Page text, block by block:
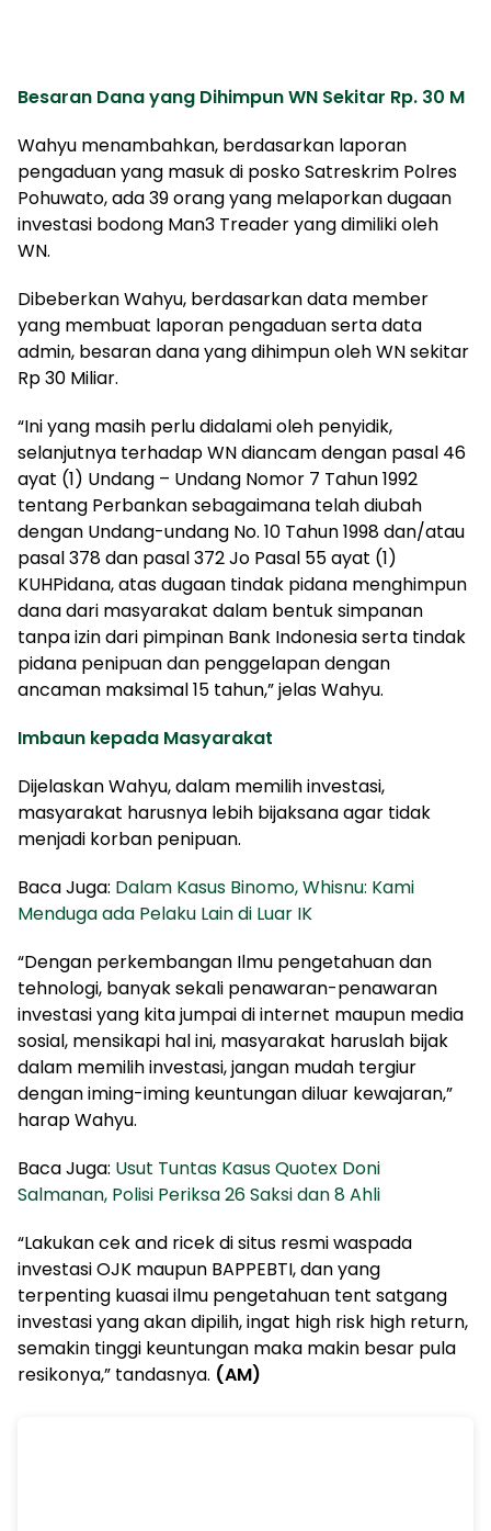
Besaran Dana yang Dihimpun WN Sekitar Rp. 30 M
Wahyu menambahkan, berdasarkan laporan
pengaduan yang masuk di posko Satreskrim Polres
Pohuwato, ada 39 orang yang melaporkan dugaan
investasi bodong Man3 Treader yang dimiliki oleh
WN.
Dibeberkan Wahyu, berdasarkan data member
yang membuat laporan pengaduan serta data
admin, besaran dana yang dihimpun oleh WN sekitar
Rp 30 Miliar.
“Ini yang masih perlu didalami oleh penyidik,
selanjutnya terhadap WN diancam dengan pasal 46
ayat (1) Undang – Undang Nomor 7 Tahun 1992
tentang Perbankan sebagaimana telah diubah
dengan Undang-undang No. 10 Tahun 1998 dan/atau
pasal 378 dan pasal 372 Jo Pasal 55 ayat (1)
KUHPidana, atas dugaan tindak pidana menghimpun
dana dari masyarakat dalam bentuk simpanan
tanpa izin dari pimpinan Bank Indonesia serta tindak
pidana penipuan dan penggelapan dengan
ancaman maksimal 15 tahun,” jelas Wahyu.
Imbaun kepada Masyarakat
Dijelaskan Wahyu, dalam memilih investasi,
masyarakat harusnya lebih bijaksana agar tidak
menjadi korban penipuan.
Baca Juga: Dalam Kasus Binomo, Whisnu: Kami
Menduga ada Pelaku Lain di Luar IK
“Dengan perkembangan Ilmu pengetahuan dan
tehnologi, banyak sekali penawaran-penawaran
investasi yang kita jumpai di internet maupun media
sosial, mensikapi hal ini, masyarakat haruslah bijak
dalam memilih investasi, jangan mudah tergiur
dengan iming-iming keuntungan diluar kewajaran,”
harap Wahyu.
Baca Juga: Usut Tuntas Kasus Quotex Doni
Salmanan, Polisi Periksa 26 Saksi dan 8 Ahli
“Lakukan cek and ricek di situs resmi waspada
investasi OJK maupun BAPPEBTI, dan yang
terpenting kuasai ilmu pengetahuan tent satgang
investasi yang akan dipilih, ingat high risk high return,
semakin tinggi keuntungan maka makin besar pula
resikonya,” tandasnya. (AM)